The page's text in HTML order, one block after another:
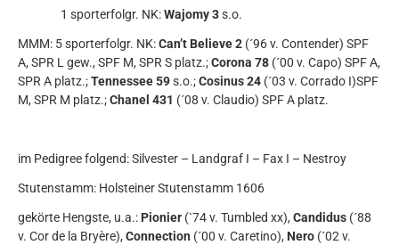
1 sporterfolgr. NK:Wajomy 3s.o.
MMM: 5 sporterfolgr. NK:Can’t Believe 2 (´96 v. Contender) SPF
A, SPR L gew., SPF M, SPR S platz.;Corona 78 (´00 v. Capo) SPF A,
SPR A platz.;Tennessee 59s.o.;Cosinus 24 (´03 v. Corrado I)SPF
M, SPR M platz.;Chanel 431 (´08 v. Claudio) SPF A platz.
im Pedigree folgend: Silvester – Landgraf I – Fax I – Nestroy
Stutenstamm: Holsteiner Stutenstamm 1606
gekörte Hengste, u.a.: Pionier (`74 v. Tumbled xx), Candidus (´88
v. Cor de la Bryère), Connection (´00 v. Caretino), Nero (´02 v.